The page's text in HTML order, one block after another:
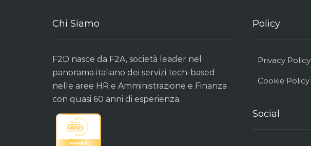
Chi Siamo
F2D nasce da F2A, società leader nel
panorama italiano dei servizi tech-based
nelle aree HR e Amministrazione e Finanza
con quasi 60 anni di esperienza.
Policy
Privacy Policy
Cookie Policy
Social